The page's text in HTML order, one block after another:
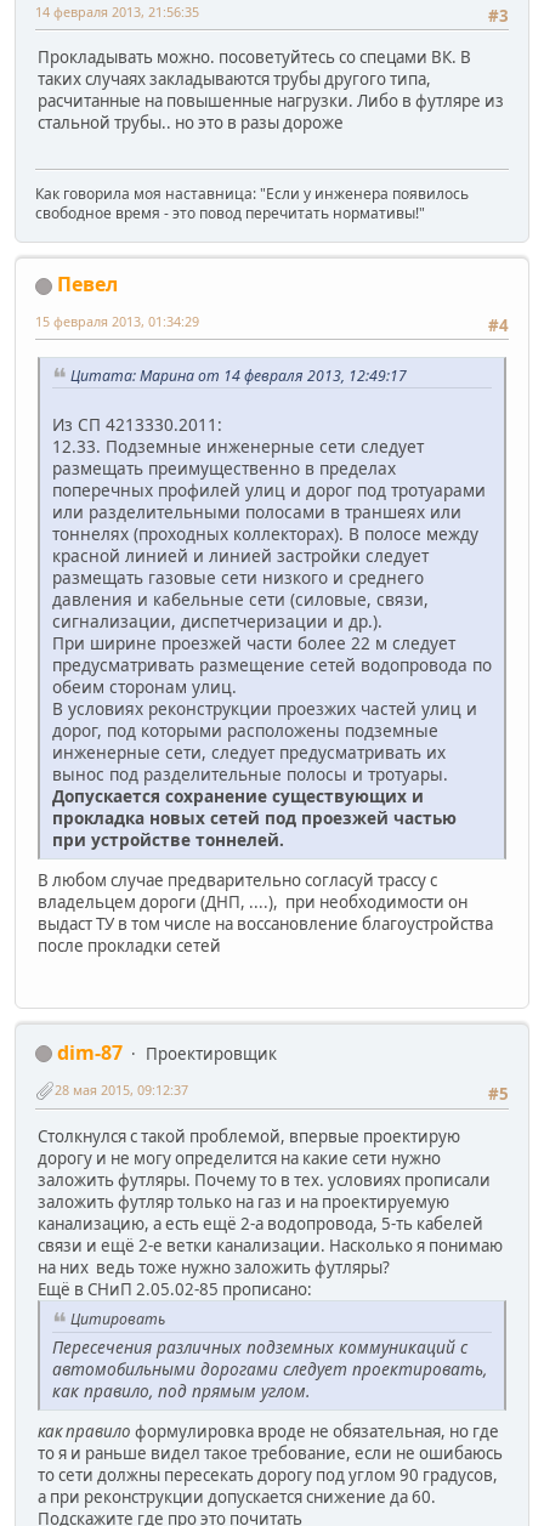
#3
14 февраля 2013, 21:56:35
Прокладывать можно. посоветуйтесь со спецами ВК. В
таких случаях закладываются трубы другого типа,
расчитанные на повышенные нагрузки. Либо в футляре из
стальной трубы.. но это в разы дороже
Как говорила моя наставница: "Если у инженера появилось
свободное время - это повод перечитать нормативы!"
Певел
#4
15 февраля 2013, 01:34:29
Цитата: Марина от 14 февраля 2013, 12:49:17
Из СП 4213330.2011:
12.33. Подземные инженерные сети следует
размещать преимущественно в пределах
поперечных профилей улиц и дорог под тротуарами
или разделительными полосами в траншеях или
тоннелях (проходных коллекторах). В полосе между
красной линией и линией застройки следует
размещать газовые сети низкого и среднего
давления и кабельные сети (силовые, связи,
сигнализации, диспетчеризации и др.).
При ширине проезжей части более 22 м следует
предусматривать размещение сетей водопровода по
обеим сторонам улиц.
В условиях реконструкции проезжих частей улиц и
дорог, под которыми расположены подземные
инженерные сети, следует предусматривать их
вынос под разделительные полосы и тротуары.
Допускается сохранение существующих и
прокладка новых сетей под проезжей частью
при устройстве тоннелей.
В любом случае предварительно согласуй трассу с
владельцем дороги (ДНП, ....), при необходимости он
выдаст ТУ в том числе на воссановление благоустройства
после прокладки сетей
dim-87
Проектировщик
#5
28 мая 2015, 09:12:37
Столкнулся с такой проблемой, впервые проектирую
дорогу и не могу определится на какие сети нужно
заложить футляры. Почему то в тех. условиях прописали
заложить футляр только на газ и на проектируемую
канализацию, а есть ещё 2-а водопровода, 5-ть кабелей
связи и ещё 2-е ветки канализации. Насколько я понимаю
на них ведь тоже нужно заложить футляры?
Ещё в СНиП 2.05.02-85 прописано:
Цитировать
Пересечения различных подземных коммуникаций с
автомобильными дорогами следует проектировать,
как правило, под прямым углом.
как правило формулировка вроде не обязательная, но где
то я и раньше видел такое требование, если не ошибаюсь
то сети должны пересекать дорогу под углом 90 градусов,
а при реконструкции допускается снижение да 60.
Подскажите где про это почитать